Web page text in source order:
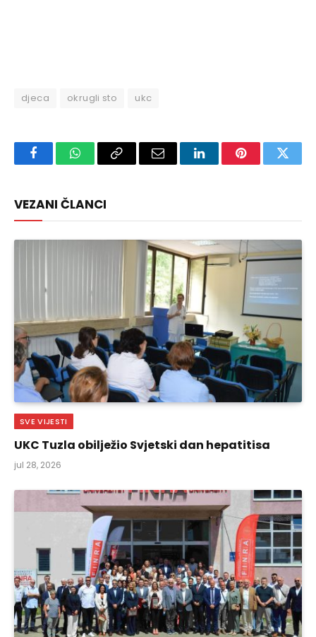
djeca okrugli sto ukc
FacebookWhatsAppCopy
Email LinkedInPinterest
VEZANI ČLANCI
SVE VIJESTI
UKC Tuzla obilježio Svjetski dan hepatitisa
jul 28, 2026